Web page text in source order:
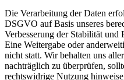
Die Verarbeitung der Daten
DSGVO auf Basis unseres
Verbesserung der Stabilität und
Eine Weitergabe oder
nicht statt. Wir behalten uns
nachträglich zu überprüfen,
rechtswidrige Nutzung